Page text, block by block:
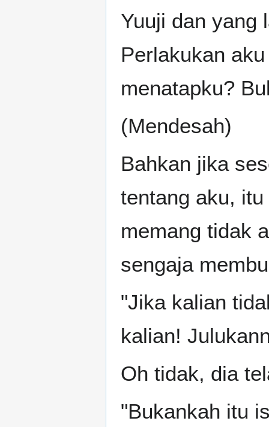
Yuuji dan yang
Perlakukan
menatapku?
(Mendesah)
Bahkan jika
tentang aku,
memang tidak
sengaja
"Jika kalian
kalian!
Oh tidak, dia
"Bukankah itu